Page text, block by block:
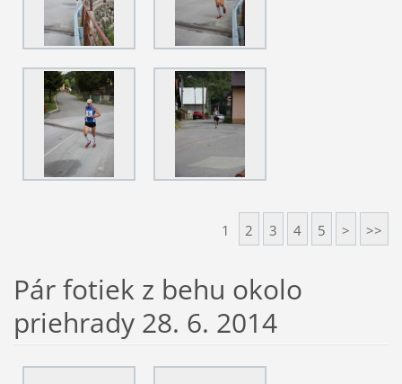
1 2 3 4 5 > >>
Pár fotiek z behu okolo
priehrady 28. 6. 2014